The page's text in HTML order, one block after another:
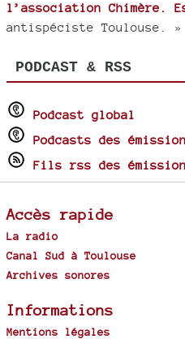
l’association Chimère.
antispéciste Toulouse. »
PODCAST & RSS
Podcast global
Podcasts des
Fils rss des
Accès rapide
La radio
Canal Sud à Toulouse
Archives sonores
Informations
Mentions légales